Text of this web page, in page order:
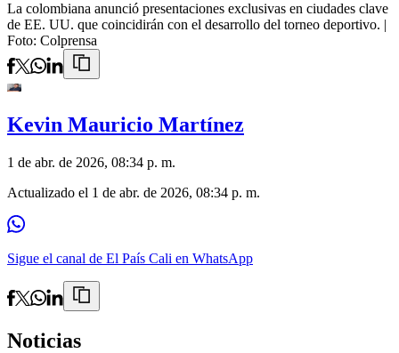
La colombiana anunció presentaciones exclusivas en ciudades clave
de EE. UU. que coincidirán con el desarrollo del torneo deportivo. |
Foto: Colprensa
Kevin Mauricio Martínez
1 de abr. de 2026, 08:34 p. m.
Actualizado el 1 de abr. de 2026, 08:34 p. m.
Sigue el canal de El País Cali en WhatsApp
Noticias